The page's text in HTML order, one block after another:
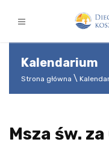
Kalendarium
Strona główna
Msza św.